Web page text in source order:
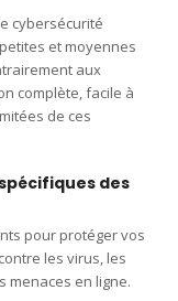
cybersécurité
et moyennes
aux
complète, facile à
de ces
des
pour protéger vos
les virus, les
menaces en ligne.